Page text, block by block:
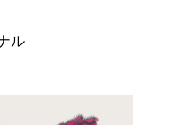
ル